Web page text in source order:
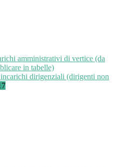
amministrativi di vertice (da
in tabelle)
dirigenziali (dirigenti non